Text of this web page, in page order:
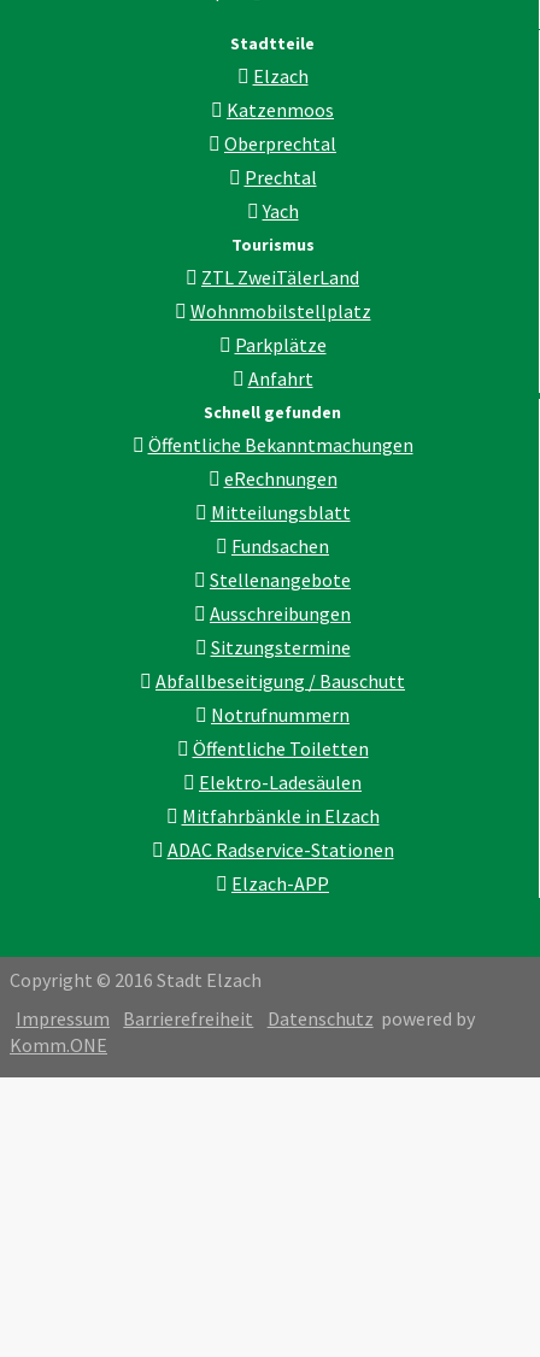
Stadtteile
Elzach
Katzenmoos
Oberprechtal
Prechtal
Yach
Tourismus
ZTL ZweiTälerLand
Wohnmobilstellplatz
Parkplätze
Anfahrt
Schnell gefunden
Öffentliche Bekanntmachungen
eRechnungen
Mitteilungsblatt
Fundsachen
Stellenangebote
Ausschreibungen
Sitzungstermine
Abfallbeseitigung / Bauschutt
Notrufnummern
Öffentliche Toiletten
Elektro-Ladesäulen
Mitfahrbänkle in Elzach
ADAC Radservice-Stationen
Elzach-APP
Copyright © 2016 Stadt Elzach
Impressum
Barrierefreiheit Datenschutz powered by
Komm.ONE